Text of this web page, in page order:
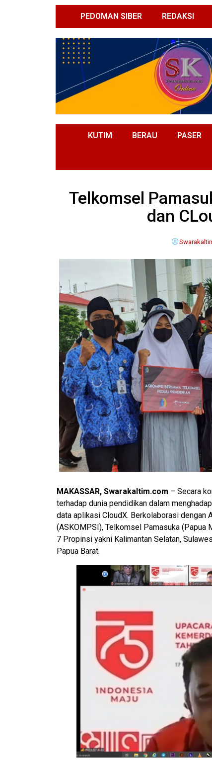
PEDOMAN SIBER REDAKSI
KUTIM BERAU PASER
Telkomsel
dan
MAKASSAR, Swarakaltim.com – Secara
terhadap dunia pendidikan dalam
data aplikasi CloudX. Berkolaborasi
(ASKOMPSI), Telkomsel Pamasuka (Papua
7 Propinsi yakni Kalimantan Selatan,
Papua Barat.